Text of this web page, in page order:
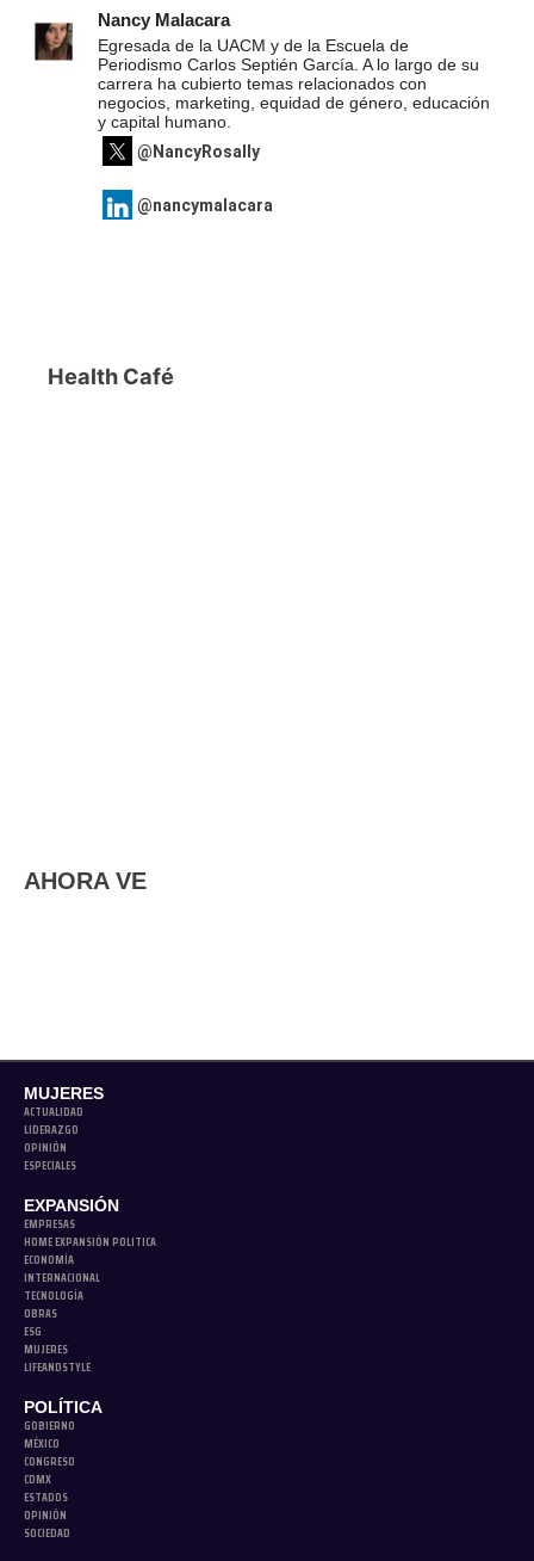
Nancy Malacara
Egresada de la UACM y de la Escuela de
Periodismo Carlos Septién García. A lo largo de su
carrera ha cubierto temas relacionados con
negocios, marketing, equidad de género, educación
y capital humano.
@NancyRosally
@nancymalacara
Health Café
AHORA VE
MUJERES
ACTUALIDAD
LIDERAZGO
OPINIÓN
ESPECIALES
EXPANSIÓN
EMPRESAS
HOME EXPANSIÓN POLITICA
ECONOMÍA
INTERNACIONAL
TECNOLOGÍA
OBRAS
ESG
MUJERES
LIFEANDSTYLE
POLÍTICA
GOBIERNO
MÉXICO
CONGRESO
CDMX
ESTADOS
OPINIÓN
SOCIEDAD